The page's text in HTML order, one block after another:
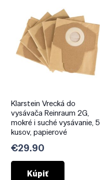
Klarstein Vrecká do
vysávača Reinraum 2G,
mokré i suché vysávanie, 5
kusov, papierové
€29.90
Kúpiť